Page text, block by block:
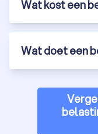
Wat kost een
Wat doet een